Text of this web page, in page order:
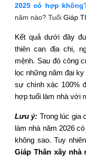
2025 có hợp không
năm nào? Tuổi Giáp
Kết quả dưới đây
thiên can địa chi,
mệnh. Sau đó công
lọc những năm đại
sự chính xác 100%
hợp tuổi làm nhà với
Lưu ý: Trong lúc gia
làm nhà năm 2026
không sao. Tuy
Giáp Thân xây nhà